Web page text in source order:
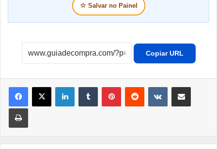
☆ Salvar no Painel
Copiar URL
LinkedinTumblr PinterestReddit VK Compartilhar por e-mail
Imprimir